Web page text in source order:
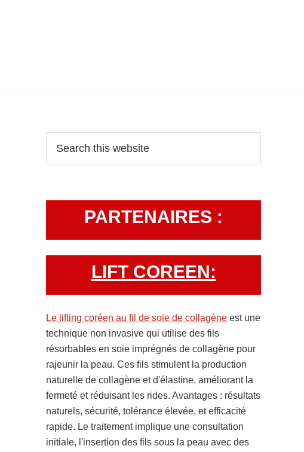
Primary
Sidebar
this
PARTENAIRES :
LIFT COREEN:
Le lifting coréen au fil de soie de collagène est une
technique non invasive qui utilise des fils
résorbables en soie imprégnés de collagène pour
rajeunir la peau. Ces fils stimulent la production
naturelle de collagène et d'élastine, améliorant la
fermeté et réduisant les rides. Avantages : résultats
naturels, sécurité, tolérance élevée, et efficacité
rapide. Le traitement implique une consultation
initiale, l'insertion des fils sous la peau avec des